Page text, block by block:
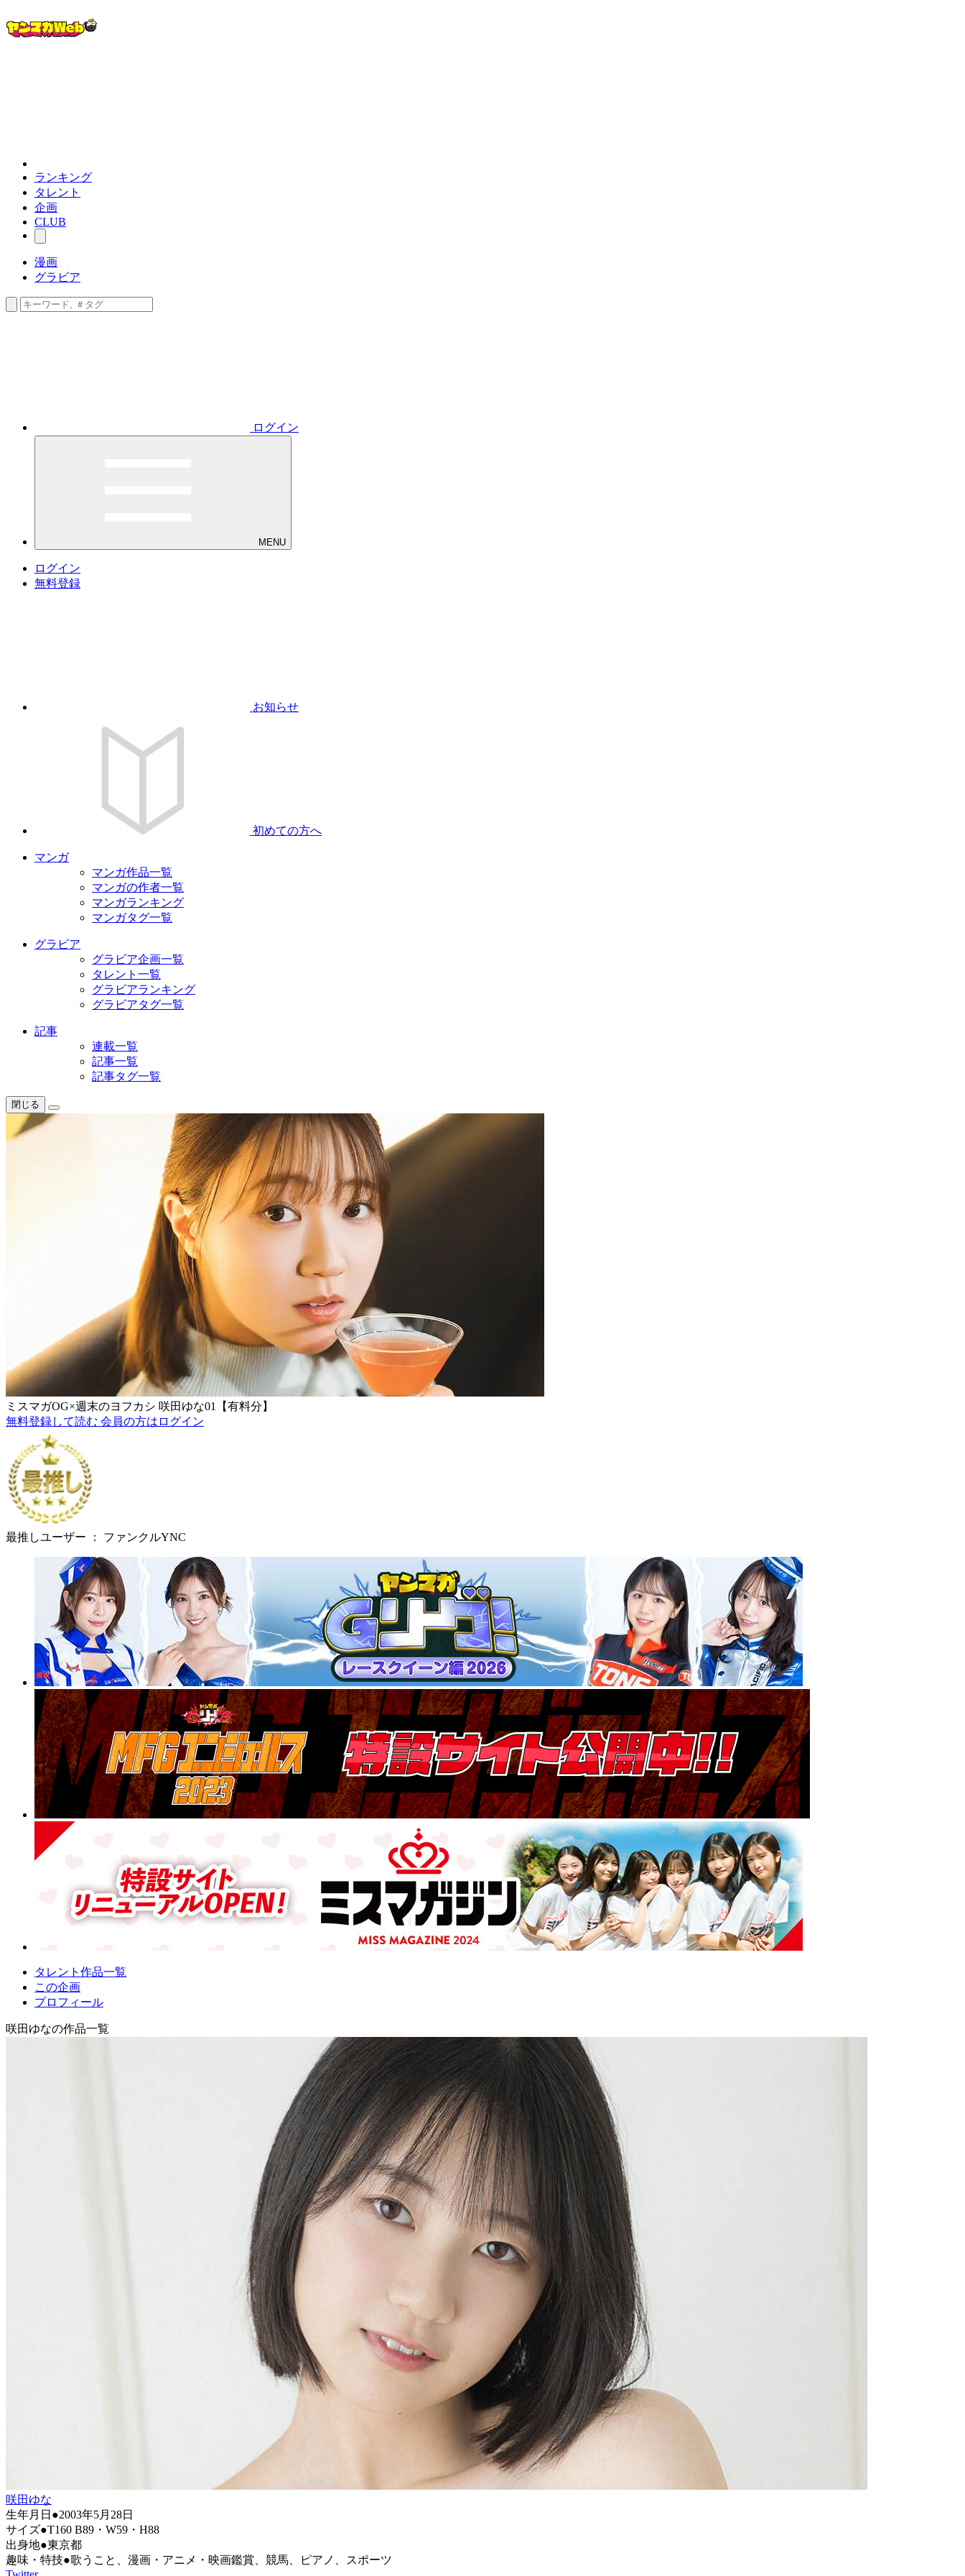
ランキング
タレント
企画
CLUB
漫画
グラビア
ログイン
MENU
ログイン
無料登録
お知らせ
初めての方へ
マンガ
マンガ作品一覧
マンガの作者一覧
マンガランキング
マンガタグ一覧
グラビア
グラビア企画一覧
タレント一覧
グラビアランキング
グラビアタグ一覧
記事
連載一覧
記事一覧
記事タグ一覧
閉じる
ミスマガOG×週末のヨフカシ 咲田ゆな01【有料分】
無料登録して読む 会員の方はログイン
最推しユーザー ： ファンクルYNC
タレント作品一覧
この企画
プロフィール
咲田ゆなの作品一覧
咲田ゆな
生年月日●2003年5月28日
サイズ●T160 B89・W59・H88
出身地●東京都
趣味・特技●歌うこと、漫画・アニメ・映画鑑賞、競馬、ピアノ、スポーツ